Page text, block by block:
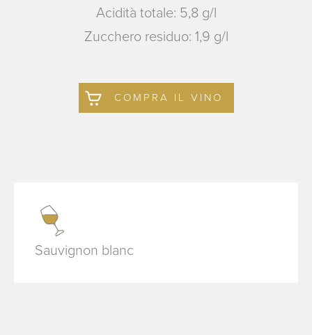
Acidità totale: 5,8 g/l
Zucchero residuo: 1,9 g/l
COMPRA IL VINO
Sauvignon blanc